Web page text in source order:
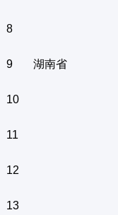
湖南省
8
9
10
11
12
13